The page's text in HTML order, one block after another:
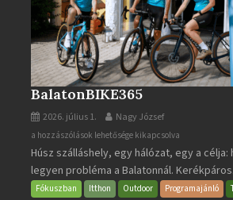
BalatonBIKE365
2026. július 1. Nagy József
BalatonBIKE365
bejegyzéshez
a hozzászólások lehetősége kikapcsolva
Húsz szálláshely, egy hálózat, egy a célja:
legyen probléma a Balatonnál.
Fókuszban Itthon Outdoor Programajánló